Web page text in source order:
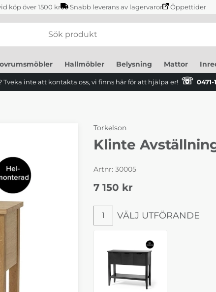
köp över 1500 kr Snabb leverans av lagervaror Öppettider
Hallmöbler Belysning Mattor
Tveka inte att kontakta oss, vi finns här för att hjälpa er! ☏ 0471-
Torkelson
Klinte
Artnr: 30005
7 150 kr
Välj utförande
1 VÄLJ UTFÖRANDE